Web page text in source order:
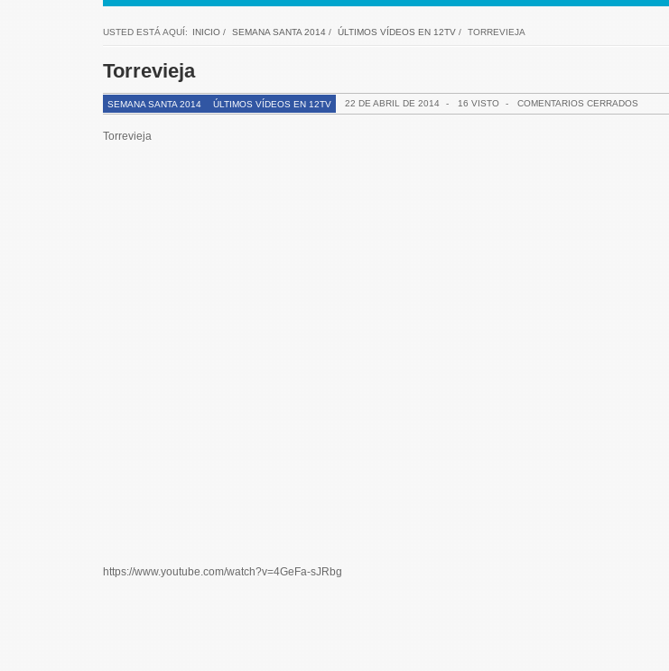
USTED ESTÁ AQUÍ: INICIO/ SEMANA SANTA 2014/ ÚLTIMOS VÍDEOS EN 12TV/ TORREVIEJA
Torrevieja
SEMANA SANTA 2014 ÚLTIMOS VÍDEOS EN 12TV 22 DE ABRIL DE 2014 - 16 VISTO - COMENTARIOS CERRADOS
Torrevieja
https://www.youtube.com/watch?v=4GeFa-sJRbg